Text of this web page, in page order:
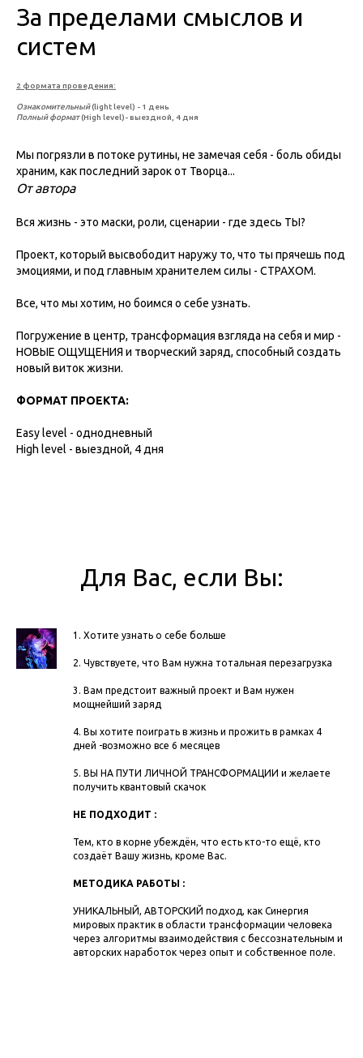
За пределами смыслов и
систем
2 формата проведения:
Ознакомительный(light level) - 1 день
Полный формат(High level)- выездной, 4 дня
Мы погрязли в потоке рутины, не замечая себя - боль обиды
храним, как последний зарок от Творца...
От автора
Вся жизнь - это маски, роли, сценарии - где здесь ТЫ?
Проект, который высвободит наружу то, что ты прячешь под
эмоциями, и под главным хранителем силы - СТРАХОМ.
Все, что мы хотим, но боимся о себе узнать.
Погружение в центр, трансформация взгляда на себя и мир -
НОВЫЕ ОЩУЩЕНИЯ и творческий заряд, способный создать
новый виток жизни.
ФОРМАТ ПРОЕКТА:
Easy level - однодневный
High level - выездной, 4 дня
Для Вас, если Вы:
1. Хотите узнать о себе больше
2. Чувствуете, что Вам нужна тотальная перезагрузка
3. Вам предстоит важный проект и Вам нужен
мощнейший заряд
4. Вы хотите поиграть в жизнь и прожить в рамках 4
дней -возможно все 6 месяцев
5. ВЫ НА ПУТИ ЛИЧНОЙ ТРАНСФОРМАЦИИ и желаете
получить квантовый скачок
НЕ ПОДХОДИТ :
Тем, кто в корне убеждён, что есть кто-то ещё, кто
создаёт Вашу жизнь, кроме Вас.
МЕТОДИКА РАБОТЫ :
УНИКАЛЬНЫЙ, АВТОРСКИЙ подход, как Синергия
мировых практик в области трансформации человека
через алгоритмы взаимодействия с бессознательным и
авторских наработок через опыт и собственное поле.